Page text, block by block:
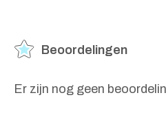
Beoordelingen
Er zijn nog geen